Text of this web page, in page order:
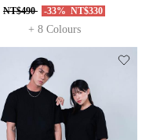
NT$490 -33% NT$330
+ 8 Colours